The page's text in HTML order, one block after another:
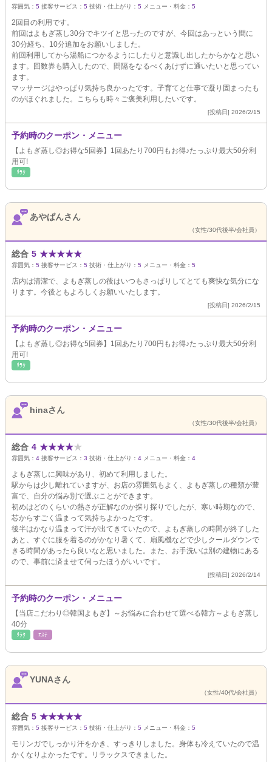
雰囲気： 5 接客サービス： 5 技術・仕上がり： 5 メニュー・料金： 5
2回目の利用です。
前回はよもぎ蒸し30分でキツイと思ったのですが、今回はあっという間に
30分経ち、10分追加をお願いしました。
前回利用してから湯船につかるようにしたりと意識し出したからかなと思い
ます。回数券も購入したので、間隔をなるべくあけずに通いたいと思ってい
ます。
マッサージはやっぱり気持ち良かったです。子育てと仕事で凝り固まったも
のがほぐれました。こちらも時々ご褒美利用したいです。
[投稿日] 2026/2/15
予約時のクーポン・メニュー
【よもぎ蒸し◎お得な5回券】1回あたり700円もお得♪たっぷり最大50分利
用可!
ﾘﾗｸ
あやぱんさん
（女性/30代後半/会社員）
総合 5 ★★★★★
雰囲気： 5 接客サービス： 5 技術・仕上がり： 5 メニュー・料金： 5
店内は清潔で、よもぎ蒸しの後はいつもさっぱりしてとても爽快な気分にな
ります。今後ともよろしくお願いいたします。
[投稿日] 2026/2/15
予約時のクーポン・メニュー
【よもぎ蒸し◎お得な5回券】1回あたり700円もお得♪たっぷり最大50分利
用可!
ﾘﾗｸ
hinaさん
（女性/30代後半/会社員）
総合 4 ★★★★★
雰囲気： 4 接客サービス： 3 技術・仕上がり： 4 メニュー・料金： 4
よもぎ蒸しに興味があり、初めて利用しました。
駅からは少し離れていますが、お店の雰囲気もよく、よもぎ蒸しの種類が豊
富で、自分の悩み別で選ぶことができます。
初めはどのくらいの熱さが正解なのか探り探りでしたが、寒い時期なので、
芯からすごく温まって気持ちよかったです。
後半はかなり温まって汗が出てきていたので、よもぎ蒸しの時間が終了した
あと、すぐに服を着るのがかなり暑くて、扇風機などで少しクールダウンで
きる時間があったら良いなと思いました。また、お手洗いは別の建物にある
ので、事前に済ませて伺ったほうがいいです。
[投稿日] 2026/2/14
予約時のクーポン・メニュー
【当店こだわり◎韓国よもぎ】～お悩みに合わせて選べる韓方～よもぎ蒸し
40分
ﾘﾗｸ ｴｽﾃ
YUNAさん
（女性/40代/会社員）
総合 5 ★★★★★
雰囲気： 5 接客サービス： 5 技術・仕上がり： 5 メニュー・料金： 5
モリンガでしっかり汗をかき、すっきりしました。身体も冷えていたので温
かくなりよかったです。リラックスできました。